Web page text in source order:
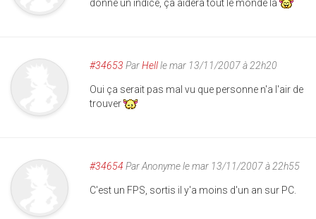
donne un indice, ça aidera tout le monde là
#34653 ParHellle mar 13/11/2007 à 22h20
Oui ça serait pas mal vu que personne n'a l'air de
trouver
#34654 ParAnonymele mar 13/11/2007 à 22h55
C'est un FPS, sortis il y'a moins d'un an sur PC.